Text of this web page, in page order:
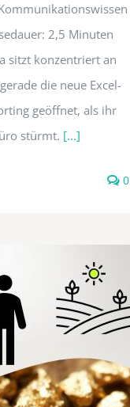
2,5 Minuten
sitzt konzentriert an
die neue Excel-
geöffnet, als ihr
stürmt. [...]
0